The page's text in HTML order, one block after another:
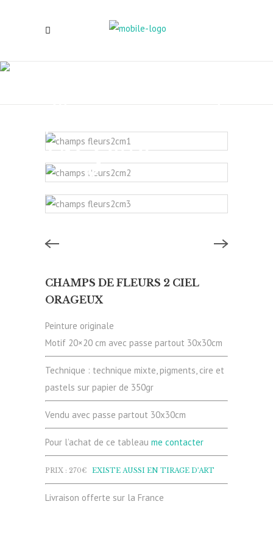
orageux
CHAMPS DE FLEURS 2 CIEL
ORAGEUX
Peinture originale
Motif 20×20 cm avec passe partout 30x30cm
Technique : technique mixte, pigments, cire et
pastels sur papier de 350gr
Vendu avec passe partout 30x30cm
Pour l’achat de ce tableau me contacter
PRIX : 270€ EXISTE AUSSI EN TIRAGE D’ART
Livraison offerte sur la France